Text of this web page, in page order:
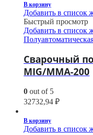
В корзину
Добавить в список
Быстрый просмотр
Добавить в список
Сварочный
MIG/MMA-200
0 out of 5
32732,94 ₽
В корзину
Добавить в список